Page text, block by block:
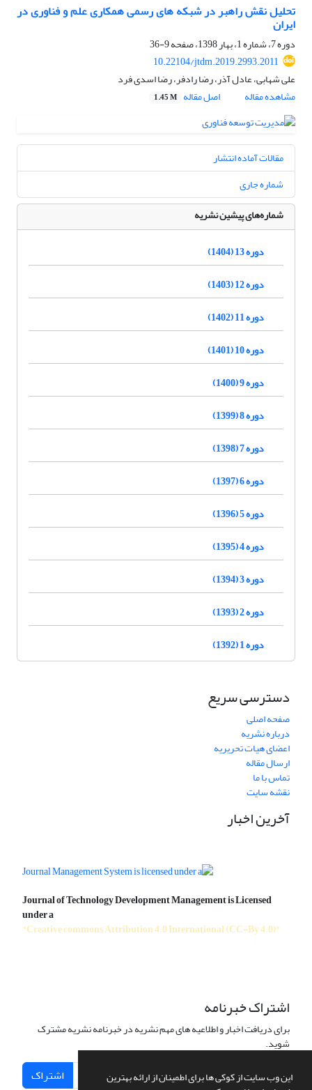
این وب سایت از کوکی ها برای اطمینان از ارائه بهترین
تحلیل نقش راهبر در شبکه های رسمی همکاری علم و فناوری در
ایران
دوره 7، شماره 1، بهار 1398، صفحه
9-36
10.22104/jtdm.2019.2993.2011
علی شهابی، عادل آذر، رضا رادفر، رضا اسدی فرد
مشاهده مقاله
اصل مقاله 1.45 M
مقالات آماده انتشار
شماره جاری
شماره‌های پیشین نشریه
دوره 13 (1404)
دوره 12 (1403)
دوره 11 (1402)
دوره 10 (1401)
دوره 9 (1400)
دوره 8 (1399)
دوره 7 (1398)
دوره 6 (1397)
دوره 5 (1396)
دوره 4 (1395)
دوره 3 (1394)
دوره 2 (1393)
دوره 1 (1392)
دسترسی سریع
صفحه اصلی
درباره نشریه
اعضای هیات تحریریه
ارسال مقاله
تماس با ما
نقشه سایت
آخرین اخبار
Journal of Technology Development Management is Licensed
under a
"Creative commons Attribution 4.0 International (CC-By 4.0)"
اشتراک خبرنامه
برای دریافت اخبار و اطلاعیه های مهم نشریه در خبرنامه نشریه مشترک
شوید.
اشتراک